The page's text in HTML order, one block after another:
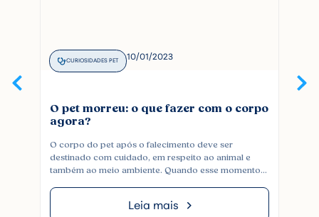
CURIOSIDADES PET 10/01/2023
O pet morreu: o que fazer com o corpo
agora?
O corpo do pet após o falecimento deve ser
destinado com cuidado, em respeito ao animal e
também ao meio ambiente. Quando esse momento
que fazer. Embora a intenção de enterrá-lo em casa
possa parecer uma forma de carinho, essa prática
Leia mais